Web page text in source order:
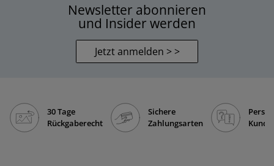
Newsletter abonnieren
und Insider werden
Jetzt anmelden > >
30 Tage
Rückgaberecht
Sichere
Zahlungsarten